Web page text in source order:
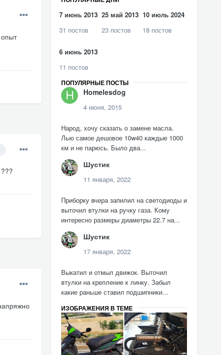
7 июнь 2013
31 постов
25 май 2013
23 постов
10 июль 2024
18 постов
6 июнь 2013
11 постов
ПОПУЛЯРНЫЕ ПОСТЫ
Homelesdog
4 июня, 2015
Народ, хочу сказать о замене масла.
Лью самое дешовое 10w40 каждые 1000
км и не парюсь. Было два...
Шустик
11 января, 2022
Приборку вчера запилил на светодиоды и
выточил втулки на ручку газа. Кому
интересно размеры диаметры 22.7 на...
Шустик
17 января, 2022
Выкатил и отмыл движок. Выточил
втулки на крепление к линку. Забыл
какие раньше ставил подшипники...
ИЗОБРАЖЕНИЯ В ТЕМЕ